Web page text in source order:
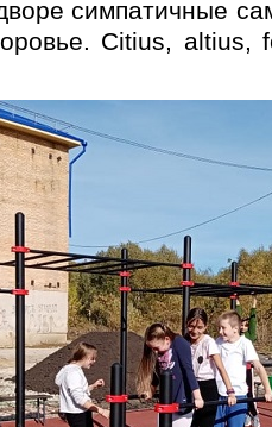
симпатичные
Citius, altius,